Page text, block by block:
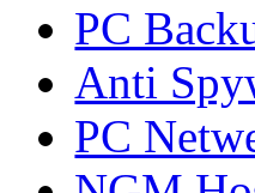
PC
Anti
PC